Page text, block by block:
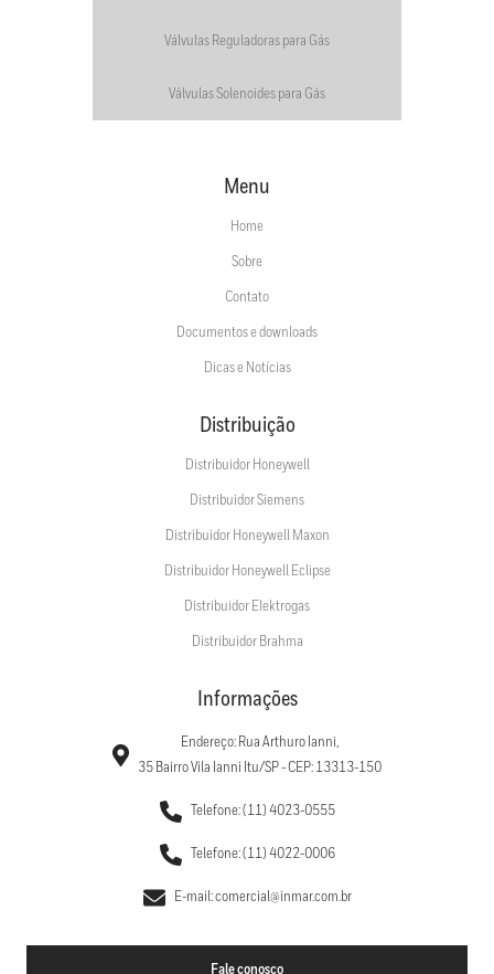
Válvulas Reguladoras para Gás
Válvulas Solenoides para Gás
Menu
Home
Sobre
Contato
Documentos e downloads
Dicas e Notícias
Distribuição
Distribuidor Honeywell
Distribuidor Siemens
Distribuidor Honeywell Maxon
Distribuidor Honeywell Eclipse
Distribuidor Elektrogas
Distribuidor Brahma
Informações
Endereço: Rua Arthuro Ianni,
35 Bairro Vila Ianni Itu/SP - CEP: 13313-150
Telefone: (11) 4023-0555
Telefone: (11) 4022-0006
E-mail: comercial@inmar.com.br
Fale conosco